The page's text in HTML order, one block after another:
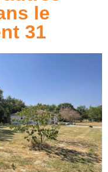
le
31